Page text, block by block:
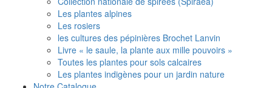
Les plantes alpines
Les rosiers
les cultures des pépinières Brochet Lanvin
Livre « le saule, la plante aux mille pouvoirs »
Toutes les plantes pour sols calcaires
Les plantes indigènes pour un jardin nature